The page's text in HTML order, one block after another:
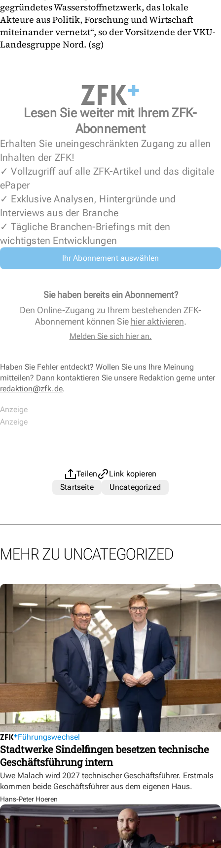
gegründetes Wasserstoffnetzwerk, das lokale
Akteure aus Politik, Forschung und Wirtschaft
miteinander vernetzt“, so der Vorsitzende der VKU-
Landesgruppe Nord. (sg)
Lesen Sie weiter mit Ihrem ZFK-
Abonnement
Erhalten Sie uneingeschränkten Zugang zu allen
Inhalten der ZFK!
✓ Vollzugriff auf alle ZFK-Artikel und das digitale
ePaper
✓ Exklusive Analysen, Hintergründe und
Interviews aus der Branche
✓ Tägliche Branchen-Briefings mit den
wichtigsten Entwicklungen
Ihr Abonnement auswählen
Sie haben bereits ein Abonnement?
Den Online-Zugang zu Ihrem bestehenden ZFK-
Abonnement können Sie hier aktivieren.
Melden Sie sich hier an.
Haben Sie Fehler entdeckt? Wollen Sie uns Ihre Meinung
mitteilen? Dann kontaktieren Sie unsere Redaktion gerne unter
redaktion@zfk.de.
Teilen
Link kopieren
Startseite
Uncategorized
MEHR ZU UNCATEGORIZED
Führungswechsel
Stadtwerke Sindelfingen besetzen technische
Geschäftsführung intern
Uwe Malach wird 2027 technischer Geschäftsführer. Erstmals
kommen beide Geschäftsführer aus dem eigenen Haus.
Hans-Peter Hoeren